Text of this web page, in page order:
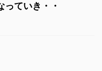
っていき・・